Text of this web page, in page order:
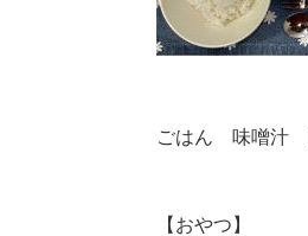
ごはん 味噌汁
【おやつ】